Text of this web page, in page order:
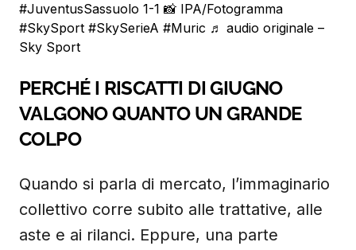
#JuventusSassuolo 1-1 📸 IPA/Fotogramma
#SkySport #SkySerieA #Muric ♬ audio originale –
Sky Sport
PERCHÉ I RISCATTI DI GIUGNO
VALGONO QUANTO UN GRANDE
COLPO
Quando si parla di mercato, l’immaginario
collettivo corre subito alle trattative, alle
aste e ai rilanci. Eppure, una parte